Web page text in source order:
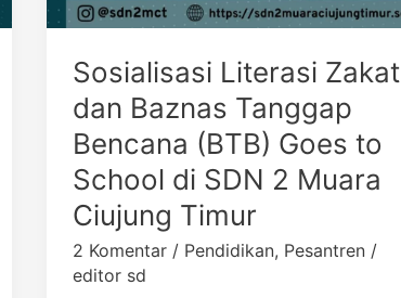
Sosialisasi Literasi Zakat
dan Baznas Tanggap
Bencana (BTB) Goes to
School di SDN 2 Muara
Ciujung Timur
2 Komentar / Pendidikan, Pesantren/
editor sd
Muara
Timur